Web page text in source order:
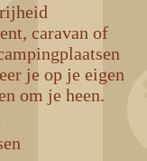
caravan of
je op je eigen
om je heen.